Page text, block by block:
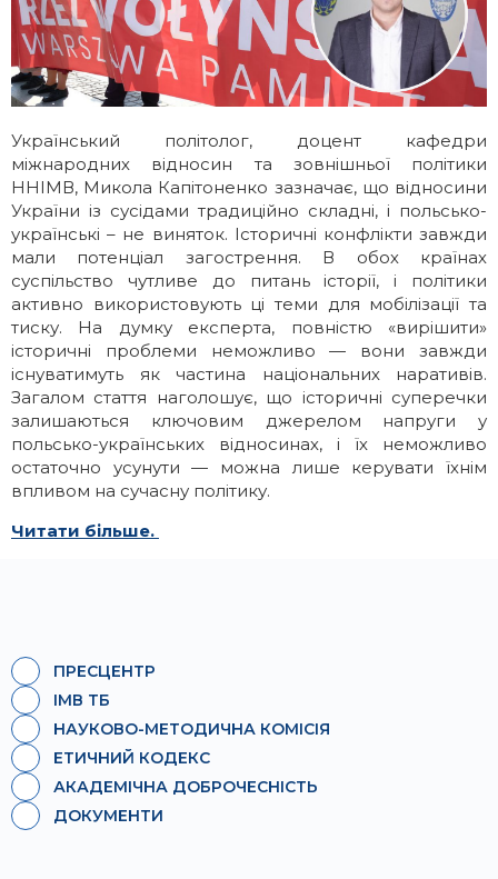
Український політолог, доцент кафедри
міжнародних відносин та зовнішньої політики
ННІМВ, Микола Капітоненко зазначає, що відносини
України із сусідами традиційно складні, і польсько-
українські – не виняток. Історичні конфлікти завжди
мали потенціал загострення. В обох країнах
суспільство чутливе до питань історії, і політики
активно використовують ці теми для мобілізації та
тиску. На думку експерта, повністю «вирішити»
історичні проблеми неможливо — вони завжди
існуватимуть як частина національних наративів.
Загалом стаття наголошує, що історичні суперечки
залишаються ключовим джерелом напруги у
польсько-українських відносинах, і їх неможливо
остаточно усунути — можна лише керувати їхнім
впливом на сучасну політику.
Читати більше.
ПРЕСЦЕНТР
ІМВ ТБ
НАУКОВО-МЕТОДИЧНА КОМІСІЯ
ЕТИЧНИЙ КОДЕКС
АКАДЕМІЧНА ДОБРОЧЕСНІСТЬ
ДОКУМЕНТИ
Галерея
ІМВ Hall Art Gallery
Бізнес-школа
Школа молодого українського
дипломата
Громадські обговорення
Освітні програми
Англомовні програми
Заочна магістратура
Майстер-класи МЗС України в ННІМВ